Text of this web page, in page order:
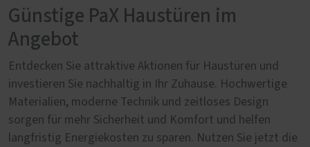
Günstige PaX Haustüren im
Angebot
Entdecken Sie attraktive Aktionen für Haustüren und
investieren Sie nachhaltig in Ihr Zuhause. Hochwertige
Materialien, moderne Technik und zeitloses Design
sorgen für mehr Sicherheit und Komfort und helfen
langfristig Energiekosten zu sparen. Nutzen Sie jetzt die